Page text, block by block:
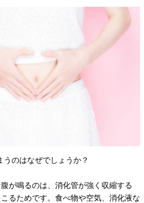
のはなぜでしょうか？
腹が鳴るのは、消化管が強く収縮する
こるためです。食べ物や空気、消化液な